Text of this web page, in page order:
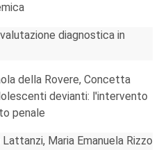
diagnostica in
della Rovere, Concetta
devianti: l'intervento
penale
Maria Emanuela Rizzo